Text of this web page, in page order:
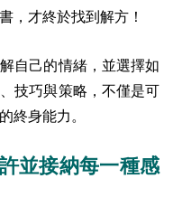
，才終於找到解方！
自己的情緒，並選擇如
技巧與策略，不僅是可
終身能力。
並接納每一種感